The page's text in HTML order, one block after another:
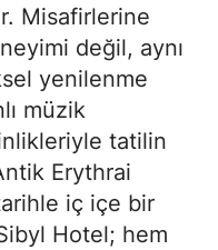
Misafirlerine
değil, aynı
yenilenme
müzik
tatilin
Erythrai
iç içe bir
Hotel; hem